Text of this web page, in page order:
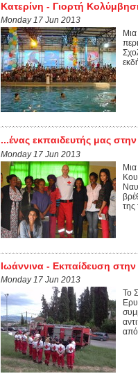
Κατερίνη - Γιορτή
Monday 17 Jun 2013
...ένας εκπαιδευτής μας στην
Monday 17 Jun 2013
της
Ιωάννινα - Εκπαίδευση
Monday 17 Jun 2013
Το